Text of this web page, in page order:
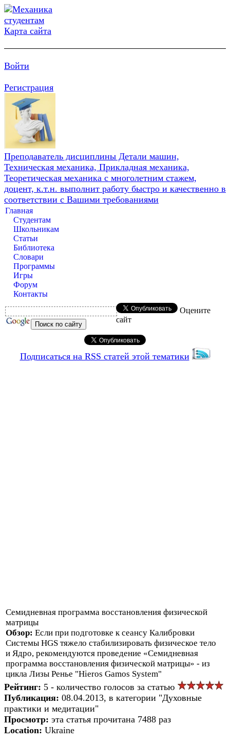
Карта сайта
Войти
Регистрация
Преподаватель дисциплины Детали машин,
Техническая механика, Прикладная механика,
Теоретическая механика с многолетним стажем,
доцент, к.т.н. выполнит работу быстро и качественно в
соответствии с Вашими требованиями
Главная
Студентам
Школьникам
Статьи
Библиотека
Словари
Программы
Игры
Форум
Контакты
Оцените
сайт
Подписаться на RSS статей этой тематики
Семидневная программа восстановления физической
матрицы
Обзор: Если при подготовке к сеансу Калибровки
Системы HGS тяжело стабилизировать физическое тело
и Ядро, рекомендуются проведение «Семидневная
программа восстановления физической матрицы» - из
цикла Лизы Ренье "Hieros Gamos System"
Рейтинг: 5 - количество голосов за статью
Публикация: 08.04.2013, в категории "Духовные
практики и медитации"
Просмотр: эта статья прочитана 7488 раз
Location: Ukraine